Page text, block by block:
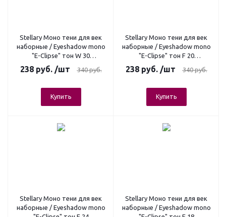
Stellary Моно тени для век
наборные / Eyeshadow mono
"E-Clipse" тон W 30
(жемчужина), 1 гр.
238руб. /шт 340руб.
Купить
Stellary Моно тени для век
наборные / Eyeshadow mono
"E-Clipse" тон F 20
(сказочный изумруд), 1 гр.
238руб. /шт 340руб.
Купить
Stellary Моно тени для век
наборные / Eyeshadow mono
Stellary Моно тени для век
наборные / Eyeshadow mono